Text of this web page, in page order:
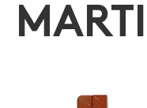
Autoři filmových